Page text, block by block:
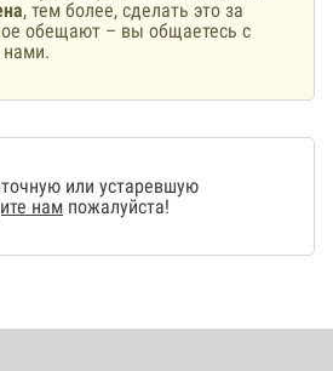
, тем более, сделать это за
обещают – вы общаетесь с
или устаревшую
нам пожалуйста!